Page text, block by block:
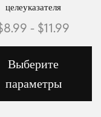
целеуказателя
8.99 - $11.99
Выберите
параметры